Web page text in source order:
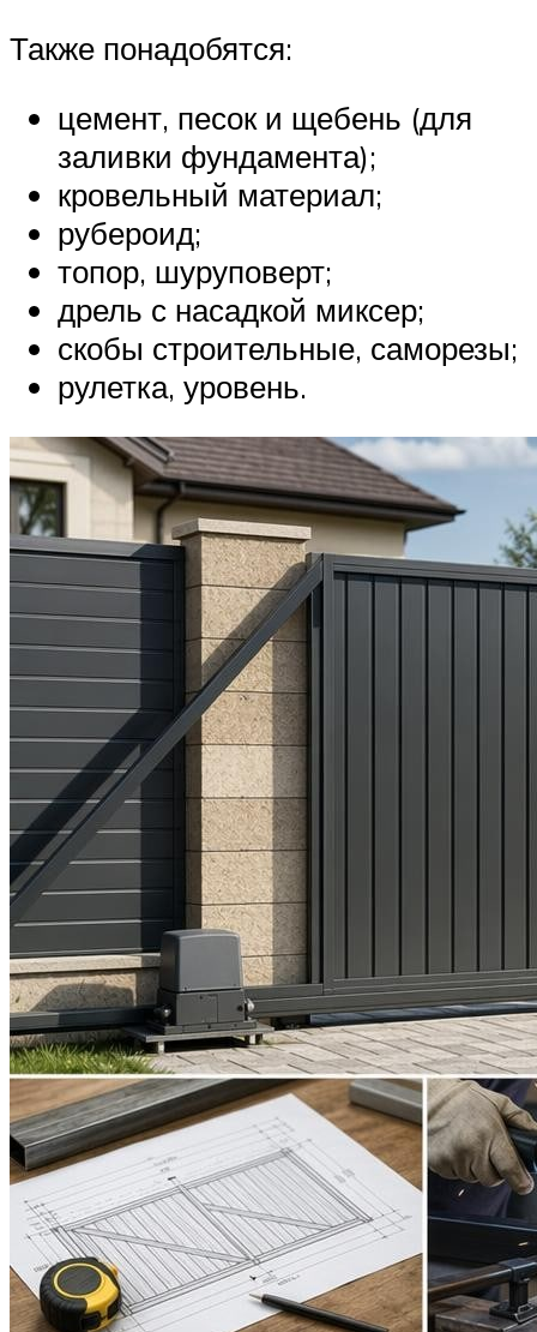
Также понадобятся:
цемент, песок и щебень (для
заливки фундамента);
кровельный материал;
рубероид;
топор, шуруповерт;
дрель с насадкой миксер;
скобы строительные, саморезы;
рулетка, уровень.